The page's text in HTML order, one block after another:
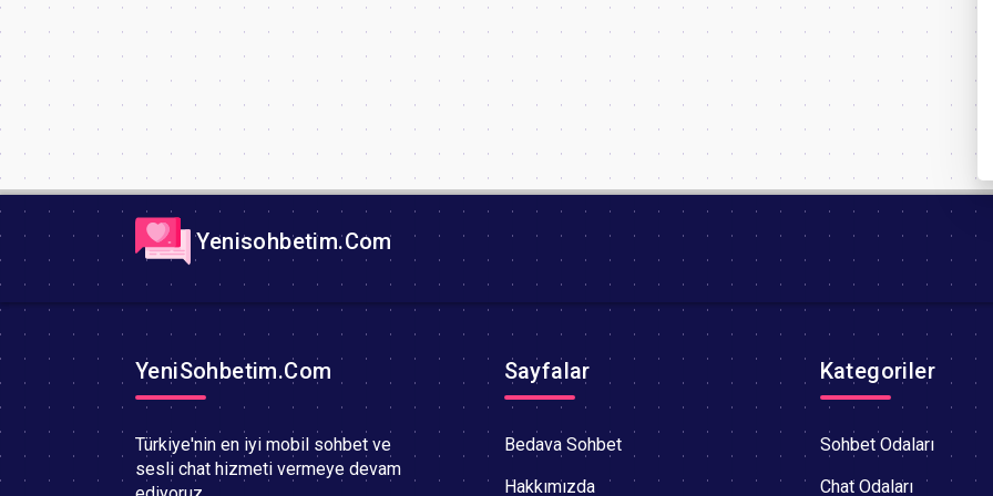
Yenisohbetim.Com
YeniSohbetim.Com
Türkiye'nin en iyi mobil sohbet ve
sesli chat hizmeti vermeye devam
Sayfalar
Bedava Sohbet
Hakkımızda
Kategoriler
Sohbet Odaları
Chat Odaları